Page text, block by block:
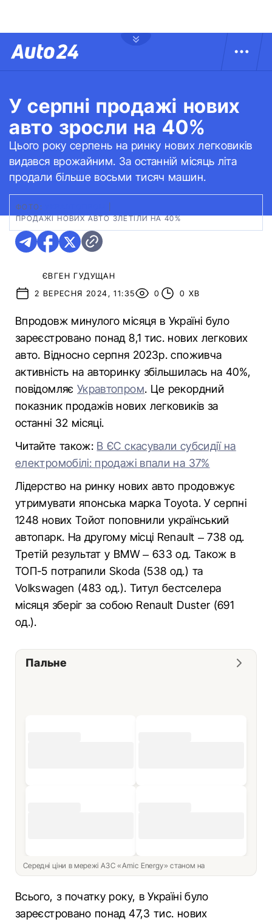
У серпні продажі нових
авто зросли на 40%
Цього року серпень на ринку нових легковиків
видався врожайним. За останній місяць літа
продали більше восьми тисяч машин.
ФОТО:
ПРОДАЖІ НОВИХ АВТО ЗЛЕТІЛИ НА 40%
ЄВГЕН ГУДУЩАН
2 ВЕРЕСНЯ 2024, 11:35
0 0 ХВ
Впродовж минулого місяця в Україні було
зареєстровано понад 8,1 тис. нових легкових
авто. Відносно серпня 2023р. споживча
активність на авторинку збільшилась на 40%,
повідомляє Укравтопром. Це рекордний
показник продажів нових легковиків за
останні 32 місяці.
Читайте також: В ЄС скасували субсидії на
електромобілі: продажі впали на 37%
Лідерство на ринку нових авто продовжує
утримувати японська марка Toyota. У серпні
1248 нових Тойот поповнили український
автопарк. На другому місці Renault – 738 од.
Третій результат у BMW – 633 од. Також в
ТОП-5 потрапили Skoda (538 од.) та
Volkswagen (483 од.). Титул бестселера
місяця зберіг за собою Renault Duster (691
од.).
Пальне
Середні ціни в мережі АЗС «Amic Energy» станом на
Всього, з початку року, в Україні було
зареєстровано понад 47,3 тис. нових